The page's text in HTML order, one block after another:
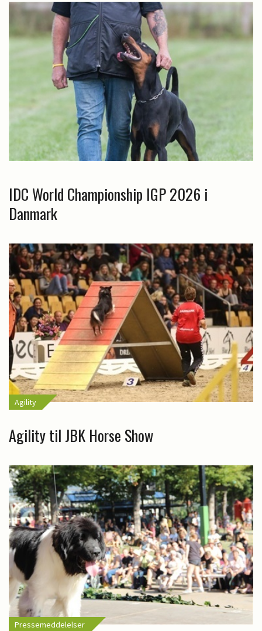
IDC World Championship IGP 2026 i
Danmark
Agility
Agility til JBK Horse Show
Pressemeddelelser